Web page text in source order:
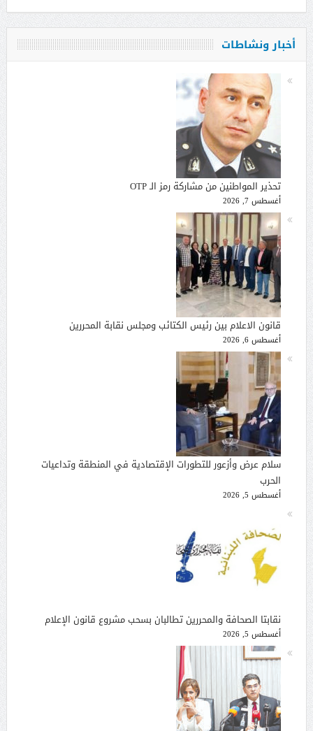
أخبار ونشاطات
تحذير المواطنين من مشاركة رمز الـ OTP
أغسطس 7, 2026
قانون الاعلام بين رئيس الكتائب ومجلس نقابة المحررين
أغسطس 6, 2026
سلام عرض وأزعور للتطورات الإقتصادية في المنطقة وتداعيات
الحرب
أغسطس 5, 2026
نقابتا الصحافة والمحررين تطالبان بسحب مشروع قانون الإعلام
أغسطس 5, 2026